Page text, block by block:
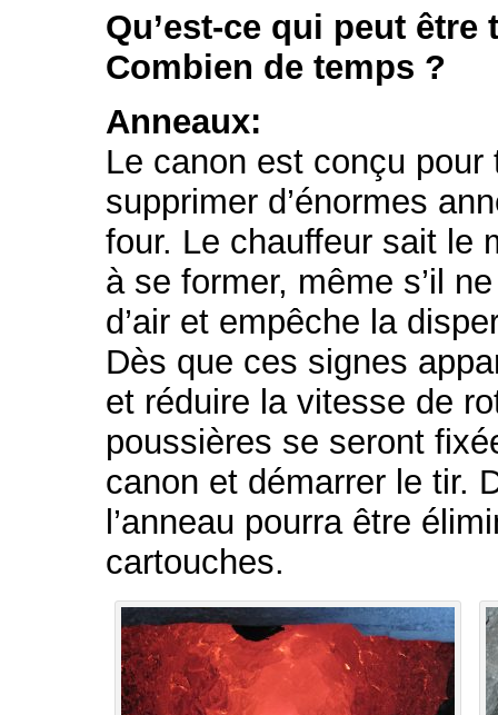
Qu’est-ce qui peut
Combien de temps ?
Anneaux:
Le canon est conçu
supprimer d’énormes
four. Le chauffeur sait le
à se former, même s’il
d’air et empêche la
Dès que ces signes
et réduire la vitesse de
poussières se seront
canon et démarrer le tir.
l’anneau pourra être
cartouches.